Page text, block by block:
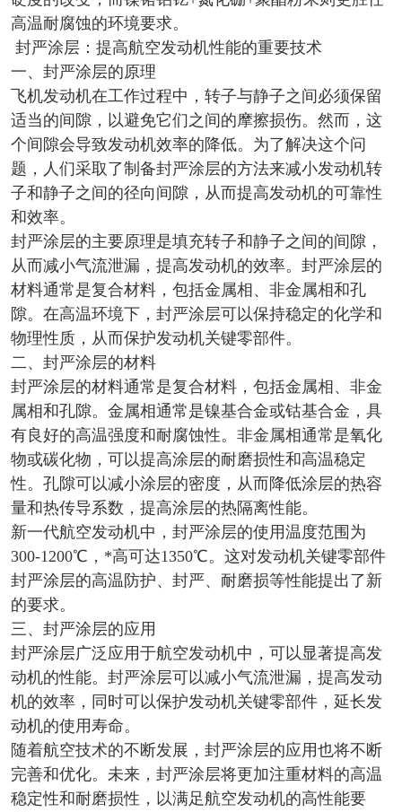
高温耐腐蚀的环境要求。
封严涂层：提高航空发动机性能的重要技术
一、封严涂层的原理
飞机发动机在工作过程中，转子与静子之间必须保留
适当的间隙，以避免它们之间的摩擦损伤。然而，这
个间隙会导致发动机效率的降低。为了解决这个问
题，人们采取了制备封严涂层的方法来减小发动机转
子和静子之间的径向间隙，从而提高发动机的可靠性
和效率。
封严涂层的主要原理是填充转子和静子之间的间隙，
从而减小气流泄漏，提高发动机的效率。封严涂层的
材料通常是复合材料，包括金属相、非金属相和孔
隙。在高温环境下，封严涂层可以保持稳定的化学和
物理性质，从而保护发动机关键零部件。
二、封严涂层的材料
封严涂层的材料通常是复合材料，包括金属相、非金
属相和孔隙。金属相通常是镍基合金或钴基合金，具
有良好的高温强度和耐腐蚀性。非金属相通常是氧化
物或碳化物，可以提高涂层的耐磨损性和高温稳定
性。孔隙可以减小涂层的密度，从而降低涂层的热容
量和热传导系数，提高涂层的热隔离性能。
新一代航空发动机中，封严涂层的使用温度范围为
300-1200℃，*高可达1350℃。这对发动机关键零部件
封严涂层的高温防护、封严、耐磨损等性能提出了新
的要求。
三、封严涂层的应用
封严涂层广泛应用于航空发动机中，可以显著提高发
动机的性能。封严涂层可以减小气流泄漏，提高发动
机的效率，同时可以保护发动机关键零部件，延长发
动机的使用寿命。
随着航空技术的不断发展，封严涂层的应用也将不断
完善和优化。未来，封严涂层将更加注重材料的高温
稳定性和耐磨损性，以满足航空发动机的高性能要